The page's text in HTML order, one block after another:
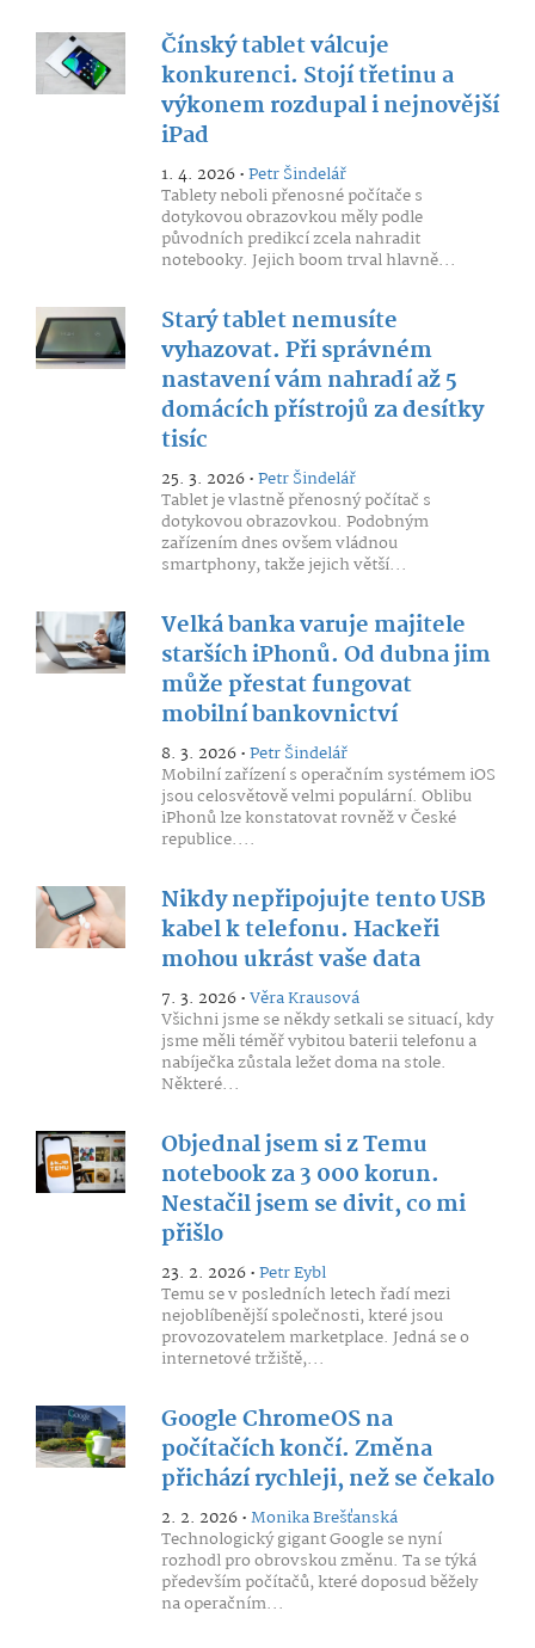
Čínský tablet válcuje
konkurenci. Stojí třetinu a
výkonem rozdupal i nejnovější
iPad
1. 4. 2026 •Petr Šindelář
Tablety neboli přenosné počítače s
dotykovou obrazovkou měly podle
původních predikcí zcela nahradit
notebooky. Jejich boom trval hlavně...
Starý tablet nemusíte
vyhazovat. Při správném
nastavení vám nahradí až 5
domácích přístrojů za desítky
tisíc
25. 3. 2026 •Petr Šindelář
Tablet je vlastně přenosný počítač s
dotykovou obrazovkou. Podobným
zařízením dnes ovšem vládnou
smartphony, takže jejich větší...
Velká banka varuje majitele
starších iPhonů. Od dubna jim
může přestat fungovat
mobilní bankovnictví
8. 3. 2026 •Petr Šindelář
Mobilní zařízení s operačním systémem iOS
jsou celosvětově velmi populární. Oblibu
iPhonů lze konstatovat rovněž v České
republice....
Nikdy nepřipojujte tento USB
kabel k telefonu. Hackeři
mohou ukrást vaše data
7. 3. 2026 •Věra Krausová
Všichni jsme se někdy setkali se situací, kdy
jsme měli téměř vybitou baterii telefonu a
nabíječka zůstala ležet doma na stole.
Některé...
Objednal jsem si z Temu
notebook za 3 000 korun.
Nestačil jsem se divit, co mi
přišlo
23. 2. 2026 •Petr Eybl
Temu se v posledních letech řadí mezi
nejoblíbenější společnosti, které jsou
provozovatelem marketplace. Jedná se o
internetové tržiště,...
Google ChromeOS na
počítačích končí. Změna
přichází rychleji, než se čekalo
2. 2. 2026 •Monika Brešťanská
Technologický gigant Google se nyní
rozhodl pro obrovskou změnu. Ta se týká
především počítačů, které doposud běžely
na operačním...